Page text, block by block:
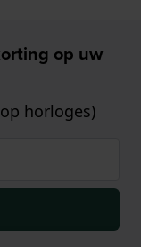
op uw
horloges)